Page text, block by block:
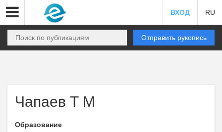
ВХОД RU
Отправить рукопись
Чапаев Т М
Образование